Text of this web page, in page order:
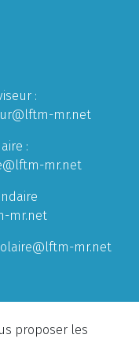
:
mr.net
:
mr.net
mr.net
mr.net
proposer les